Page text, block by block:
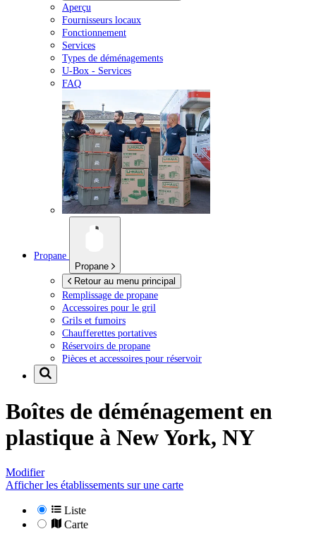
Aperçu
Fournisseurs locaux
Fonctionnement
Services
Types de déménagements
U-Box - Services
FAQ
Propane
Propane
Retour au menu principal
Remplissage de propane
Accessoires pour le gril
Grils et fumoirs
Chaufferettes portatives
Réservoirs de propane
Pièces et accessoires pour réservoir
Boîtes de déménagement en
plastique à New York, NY
Modifier
Afficher les établissements sur une carte
Liste
Carte